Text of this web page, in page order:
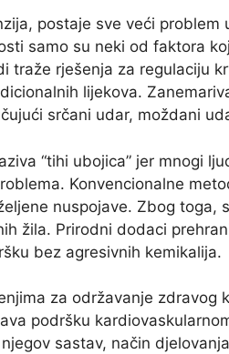
postaje sve veći
samo su neki od faktora
traže rješenja za regulaciju
lijekova.
srčani udar, moždani
“tihi ubojica” jer mnogi
Konvencionalne
nuspojave. Zbog toga,
žila. Prirodni dodaci
bez agresivnih kemikalija.
za održavanje zdravog
podršku
sastav, način